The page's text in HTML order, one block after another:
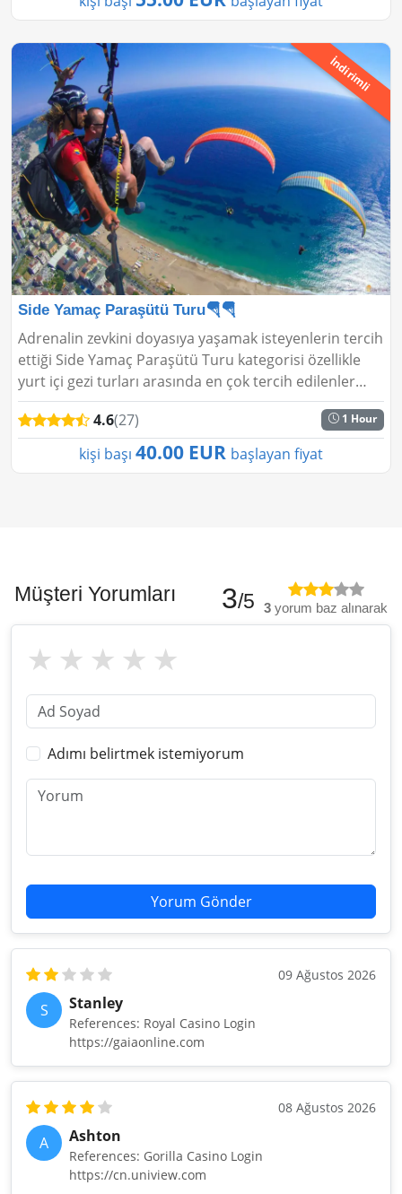
İndirimli
Side Yamaç Paraşütü Turu🪂🪂
Adrenalin zevkini doyasıya yaşamak isteyenlerin tercih
ettiği Side Yamaç Paraşütü Turu kategorisi özellikle
yurt içi gezi turları arasında en çok tercih edilenler
arasında bulunmaktadır. Keyifli bir şekil...
4.6(27) 1 Hour
kişi başı 40.00 EUR başlayan fiyat
Müşteri Yorumları 3/5 3 yorum baz alınarak
Adımı belirtmek istemiyorum
Yorum Gönder
09 Ağustos 2026
S Stanley
References: Royal Casino Login
https://gaiaonline.com
08 Ağustos 2026
A Ashton
References: Gorilla Casino Login
https://cn.uniview.com